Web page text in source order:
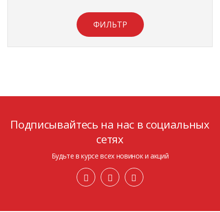
ФИЛЬТР
Подписывайтесь на нас в социальных
сетях
Будьте в курсе всех новинок и акций